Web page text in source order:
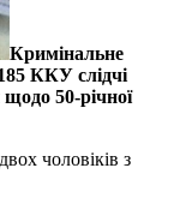
Кримінальне
ККУ слідчі
щодо 50-річної
чоловіків з